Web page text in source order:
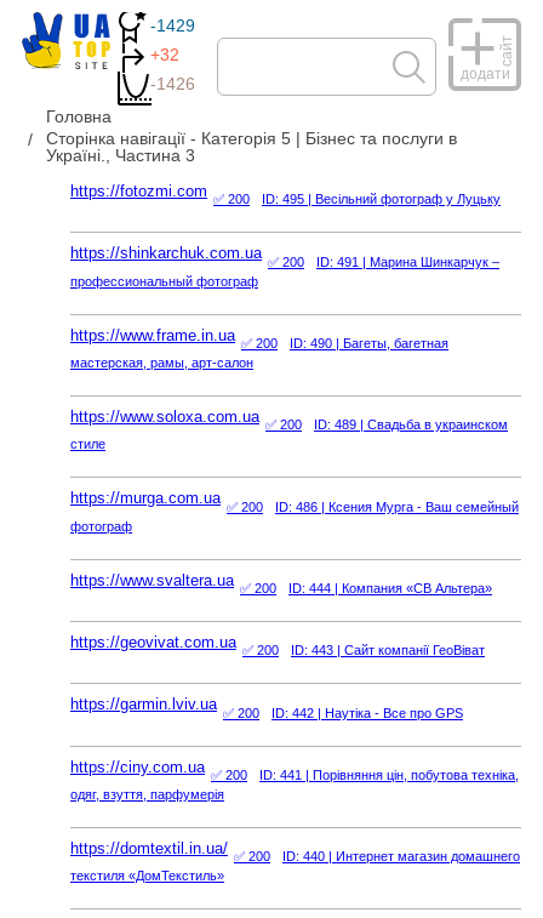
-1429
+32
-1426
додати
сайт
Головна
Сторінка навігації - Категорія 5 | Бізнес та послуги в
Україні., Частина 3
https://fotozmi.com ✅ 200 ID: 495 | Весільний фотограф у Луцьку
https://shinkarchuk.com.ua ✅ 200 ID: 491 | Марина Шинкарчук –
профессиональный фотограф
https://www.frame.in.ua ✅ 200 ID: 490 | Багеты, багетная
мастерская, рамы, арт-салон
https://www.soloxa.com.ua ✅ 200 ID: 489 | Свадьба в украинском
стиле
https://murga.com.ua ✅ 200 ID: 486 | Ксения Мурга - Ваш семейный
фотограф
https://www.svaltera.ua ✅ 200 ID: 444 | Компания «СВ Альтера»
https://geovivat.com.ua ✅ 200 ID: 443 | Cайт компанії ГеоВіват
https://garmin.lviv.ua ✅ 200 ID: 442 | Наутіка - Все про GPS
https://ciny.com.ua ✅ 200 ID: 441 | Порівняння цін, побутова техніка,
одяг, взуття, парфумерія
https://domtextil.in.ua/ ✅ 200 ID: 440 | Интернет магазин домашнего
текстиля «ДомТекстиль»